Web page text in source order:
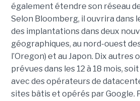
également étendre son réseau
Selon Bloomberg, il ouvrira dans
des implantations dans deux
géographiques, au nord-ouest
l’Oregon) et au Japon. Dix
prévues dans les 12 à 18 mois,
avec des opérateurs de
sites bâtis et opérés par Google.